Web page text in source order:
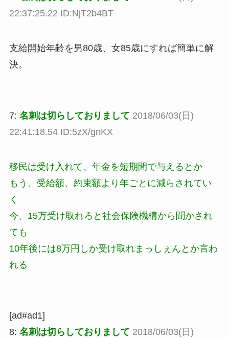
22:37:25.22 ID:NjT2b4BT
支給開始年齢を男80歳、女85歳にすれば簡単に解
決。
7: 名刺は切らしておりまして 2018/06/03(日)
22:41:18.54 ID:5zX/gnKX
移民は受け入れて、年金を短期間で与えるとか
もう、受給額、約束額より年ごとに減らされてい
く
今、15万受け取れろと社会保険機構から聞かされ
ても
10年後には8万円しか受け取れまっしぇんとか言わ
れる
[ad#ad1]
8: 名刺は切らしておりまして 2018/06/03(日)